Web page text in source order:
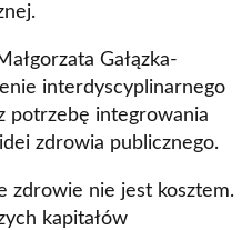
Gałązka-
interdyscyplinarnego
potrzebę integrowania
zdrowia publicznego.
zdrowie nie jest kosztem.
kapitałów